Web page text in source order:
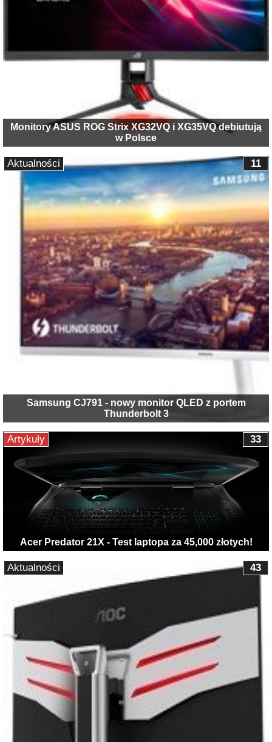
Monitory ASUS ROG Strix XG32VQ i XG35VQ debiutują
w Polsce
Samsung CJ791 - nowy monitor QLED z portem
Thunderbolt 3
11
Aktualności
Acer Predator 21X - Test laptopa za 45,000 złotych!
33
Artykuły
43
Aktualności